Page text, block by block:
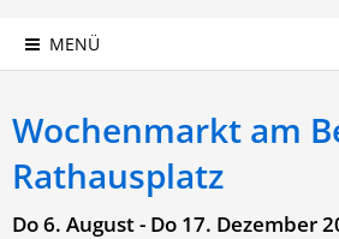
MENÜ
Wochenmarkt am
Rathausplatz
Do 6. August - Do 17. Dezember